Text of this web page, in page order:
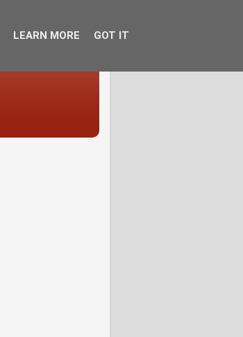
LEARN MORE GOT IT